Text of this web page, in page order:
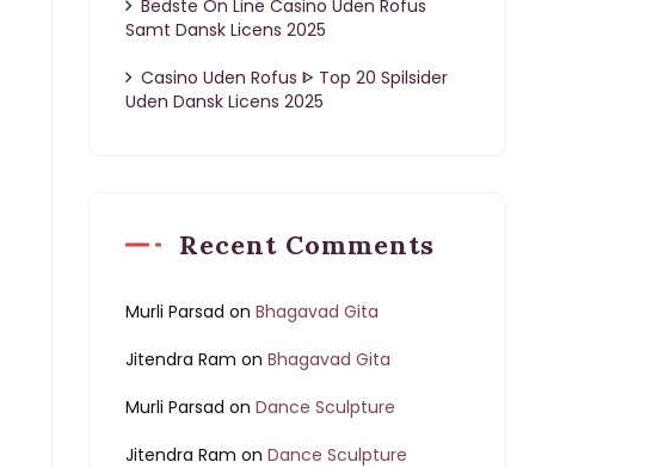
Bedste On Line Casino Uden Rofus
Samt Dansk Licens 2025
Casino Uden Rofus ᐈ Top 20 Spilsider
Uden Dansk Licens 2025
Recent Comments
Murli Parsad on Bhagavad Gita
Jitendra Ram on Bhagavad Gita
Murli Parsad on Dance Sculpture
Jitendra Ram on Dance Sculpture